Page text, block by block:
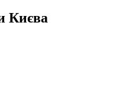
Києва